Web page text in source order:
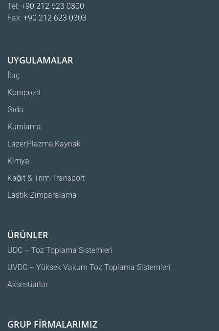
Tel: +90 212 623 0300
Fax: +90 212 623 0303
UYGULAMALAR
İlaç
Kompozit
Gıda
Kumlama
Lazer,Plazma,Kaynak
Kimya
Kağıt & Trim Transport
Lastik Zımparalama
ÜRÜNLER
UDC – Toz Toplama Sistemleri
UVDC – Yüksek Vakum Toz Toplama Sistemleri
Aksesuarlar
GRUP FİRMALARIMIZ